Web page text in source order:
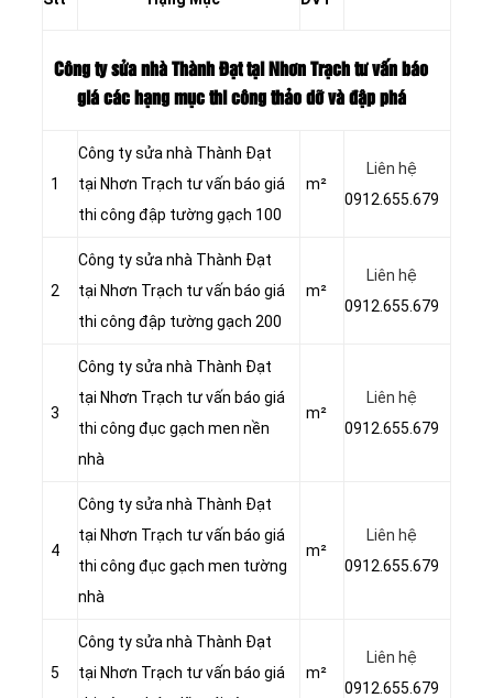
Công ty sửa nhà Thành Đạt tại Nhơn Trạch tư vấn báo
giá các hạng mục thi công thảo dỡ và đập phá
1
Công ty sửa nhà Thành Đạt
tại Nhơn Trạch tư vấn báo giá
thi công đập tường gạch 100
m²
Liên hệ
0912.655.679
2
Công ty sửa nhà Thành Đạt
tại Nhơn Trạch tư vấn báo giá
thi công đập tường gạch 200
m²
Liên hệ
0912.655.679
3
Công ty sửa nhà Thành Đạt
tại Nhơn Trạch tư vấn báo giá
thi công đục gạch men nền
nhà
m²
Liên hệ
0912.655.679
4
Công ty sửa nhà Thành Đạt
tại Nhơn Trạch tư vấn báo giá
thi công đục gạch men tường
nhà
m²
Liên hệ
0912.655.679
5
Công ty sửa nhà Thành Đạt
tại Nhơn Trạch tư vấn báo giá
m²
Liên hệ
0912.655.679